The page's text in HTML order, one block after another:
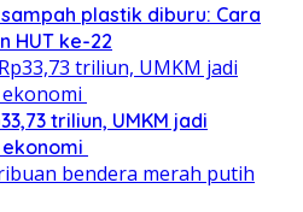
plastik diburu: Cara
HUT ke-22
triliun, UMKM jadi